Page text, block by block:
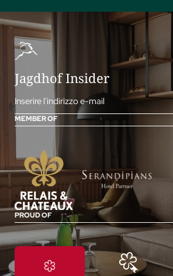
Jagdhof Insider
Inserire l'indirizzo e-mail
MEMBER OF
PROUD OF